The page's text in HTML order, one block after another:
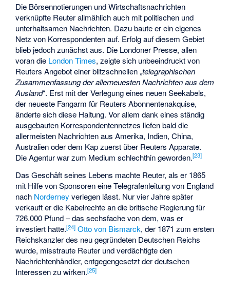
Die Börsennotierungen und Wirtschaftsnachrichten
verknüpfte Reuter allmählich auch mit politischen und
unterhaltsamen Nachrichten. Dazu baute er ein eigenes
Netz von Korrespondenten auf. Erfolg auf diesem Gebiet
blieb jedoch zunächst aus. Die Londoner Presse, allen
voran die London Times, zeigte sich unbeeindruckt von
Reuters Angebot einer blitzschnellen „telegraphischen
Zusammenfassung der allerneuesten Nachrichten aus dem
Ausland“. Erst mit der Verlegung eines neuen Seekabels,
der neueste Fangarm für Reuters Abonnentenakquise,
änderte sich diese Haltung. Vor allem dank eines ständig
ausgebauten Korrespondentennetzes liefen bald die
allermeisten Nachrichten aus Amerika, Indien, China,
Australien oder dem Kap zuerst über Reuters Apparate.
Die Agentur war zum Medium schlechthin geworden.[23]
Das Geschäft seines Lebens machte Reuter, als er 1865
mit Hilfe von Sponsoren eine Telegrafenleitung von England
nach Norderney verlegen lässt. Nur vier Jahre später
verkauft er die Kabelrechte an die britische Regierung für
726.000 Pfund – das sechsfache von dem, was er
investiert hatte.[24] Otto von Bismarck, der 1871 zum ersten
Reichskanzler des neu gegründeten Deutschen Reichs
wurde, misstraute Reuter und verdächtigte den
Nachrichtenhändler, entgegengesetzt der deutschen
Interessen zu wirken.[25]